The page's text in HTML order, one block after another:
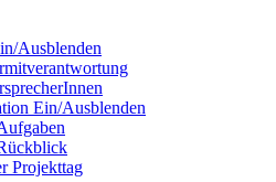
Ausblenden
Ein/Ausblenden
Projekttag